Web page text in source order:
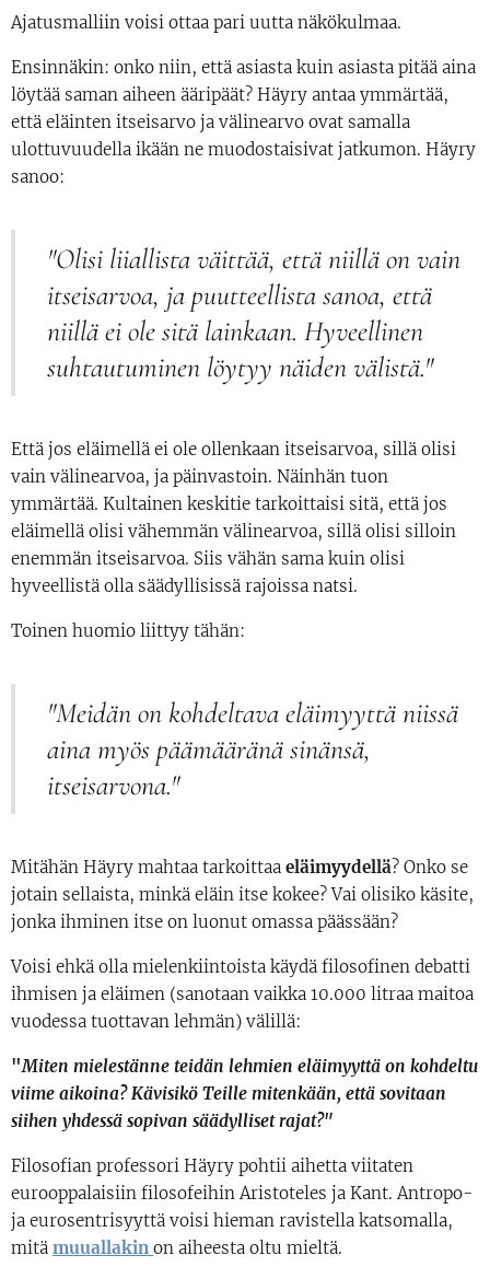
Ajatusmalliin voisi ottaa pari uutta näkökulmaa.
Ensinnäkin: onko niin, että asiasta kuin asiasta pitää aina
löytää saman aiheen ääripäät? Häyry antaa ymmärtää,
että eläinten itseisarvo ja välinearvo ovat samalla
ulottuvuudella ikään ne muodostaisivat jatkumon. Häyry
sanoo:
"Olisi liiallista väittää, että niillä on vain
itseisarvoa, ja puutteellista sanoa, että
niillä ei ole sitä lainkaan. Hyveellinen
suhtautuminen löytyy näiden välistä."
Että jos eläimellä ei ole ollenkaan itseisarvoa, sillä olisi
vain välinearvoa, ja päinvastoin. Näinhän tuon
ymmärtää. Kultainen keskitie tarkoittaisi sitä, että jos
eläimellä olisi vähemmän välinearvoa, sillä olisi silloin
enemmän itseisarvoa. Siis vähän sama kuin olisi
hyveellistä olla säädyllisissä rajoissa natsi.
Toinen huomio liittyy tähän:
"Meidän on kohdeltava eläimyyttä niissä
aina myös päämääränä sinänsä,
itseisarvona."
Mitähän Häyry mahtaa tarkoittaa eläimyydellä? Onko se
jotain sellaista, minkä eläin itse kokee? Vai olisiko käsite,
jonka ihminen itse on luonut omassa päässään?
Voisi ehkä olla mielenkiintoista käydä filosofinen debatti
ihmisen ja eläimen (sanotaan vaikka 10.000 litraa maitoa
vuodessa tuottavan lehmän) välillä:
"Miten mielestänne teidän lehmien eläimyyttä on kohdeltu
viime aikoina? Kävisikö Teille mitenkään, että sovitaan
siihen yhdessä sopivan säädylliset rajat?"
Filosofian professori Häyry pohtii aihetta viitaten
eurooppalaisiin filosofeihin Aristoteles ja Kant. Antropo-
ja eurosentrisyyttä voisi hieman ravistella katsomalla,
mitä muuallakin on aiheesta oltu mieltä.